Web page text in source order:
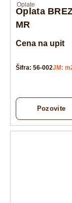
Oplate
Oplata
MR
Cena na upit
Šifra: 56-002JM:
Pozovite